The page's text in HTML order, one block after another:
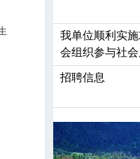
我单位顺利实
会组织参与社
市质量协会办
类）
招聘信息